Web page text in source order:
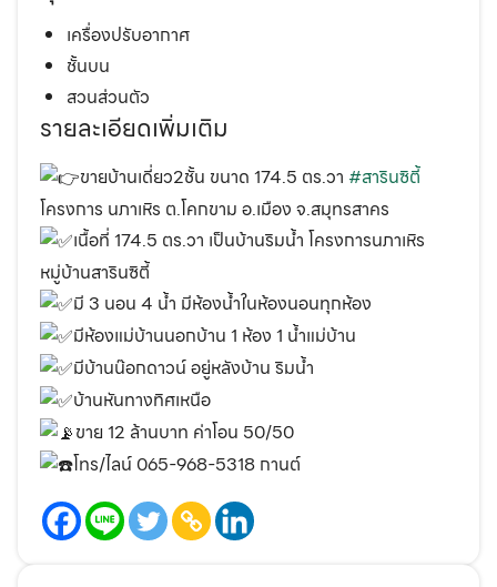
เครื่องปรับอากาศ
ชั้นบน
สวนส่วนตัว
รายละเอียดเพิ่มเติม
ขายบ้านเดี่ยว2ชั้น ขนาด 174.5 ตร.วา #สารินซิตี้
โครงการ นภาเหิร ต.โคกขาม อ.เมือง จ.สมุทรสาคร
เนื้อที่ 174.5 ตร.วา เป็นบ้านริมน้ำ โครงการนภาเหิร
หมู่บ้านสารินซิตี้
มี 3 นอน 4 น้ำ มีห้องน้ำในห้องนอนทุกห้อง
มีห้องแม่บ้านนอกบ้าน 1 ห้อง 1 น้ำแม่บ้าน
มีบ้านน๊อกดาวน์ อยู่หลังบ้าน ริมน้ำ
บ้านหันทางทิศเหนือ
ขาย 12 ล้านบาท ค่าโอน 50/50
โทร/ไลน์ 065-968-5318 กานต์